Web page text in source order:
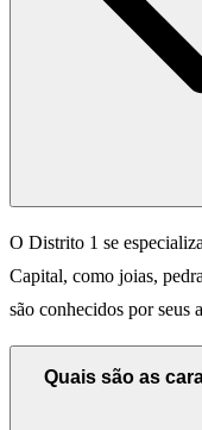
O Distrito 1 se
Capital, como joias,
são conhecidos por seus
Quais são as